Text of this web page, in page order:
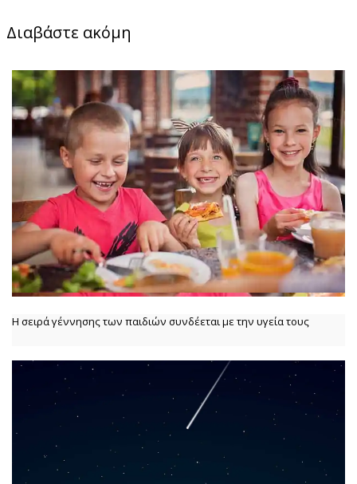
Διαβάστε ακόμη
Η σειρά γέννησης των παιδιών συνδέεται με την υγεία τους